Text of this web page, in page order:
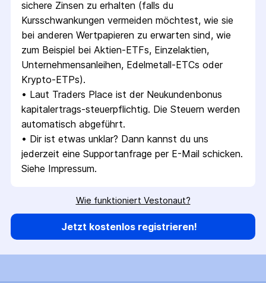
sichere Zinsen zu erhalten (falls du
Kursschwankungen vermeiden möchtest, wie sie
bei anderen Wertpapieren zu erwarten sind, wie
zum Beispiel bei Aktien-ETFs, Einzelaktien,
Unternehmensanleihen, Edelmetall-ETCs oder
Krypto-ETPs).
• Laut Traders Place ist der Neukundenbonus
kapitalertrags-steuerpflichtig. Die Steuern werden
automatisch abgeführt.
• Dir ist etwas unklar? Dann kannst du uns
jederzeit eine Supportanfrage per E-Mail schicken.
Siehe Impressum.
Wie funktioniert Vestonaut?
Jetzt kostenlos registrieren!